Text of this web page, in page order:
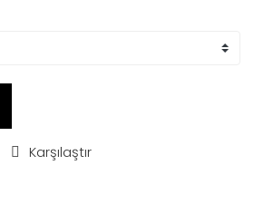
Karşılaştır